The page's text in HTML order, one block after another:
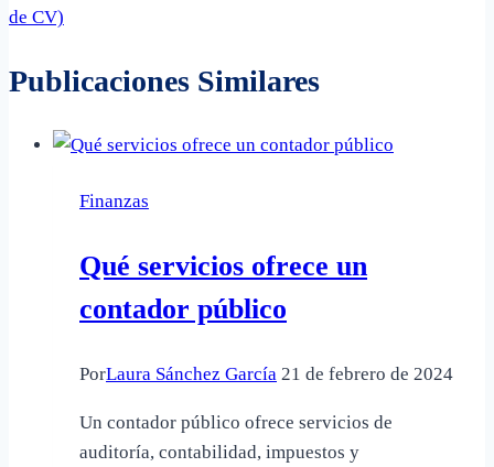
de CV)
Publicaciones Similares
Finanzas
Qué servicios ofrece un
contador público
PorLaura Sánchez García 21 de febrero de 2024
Un contador público ofrece servicios de
auditoría, contabilidad, impuestos y